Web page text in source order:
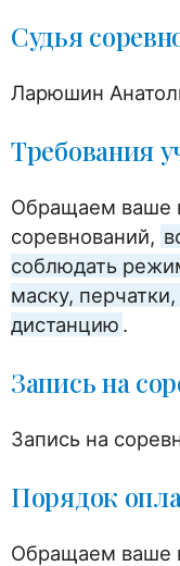
Судья
Ларюшин
Требования
Обращаем ваше
соревнований,
соблюдать
маску,
дистанцию .
Запись на
Запись на
Порядок
Обращаем ваше